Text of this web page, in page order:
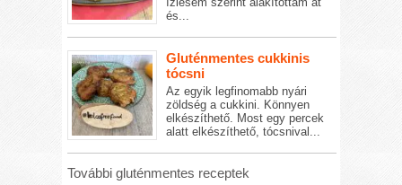
és...
Gluténmentes cukkinis
tócsni
Az egyik legfinomabb nyári
zöldség a cukkini. Könnyen
elkészíthető. Most egy percek
alatt elkészíthető, tócsnival...
További gluténmentes receptek